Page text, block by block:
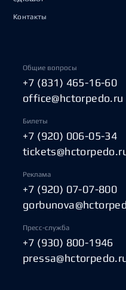
Контакты
Общие вопросы
+7 (831) 465-16-60
office@hctorpedo.ru
Билеты
+7 (920) 006-05-34
Реклама
+7 (920) 07-07-800
Пресс-служба
+7 (930) 800-1946